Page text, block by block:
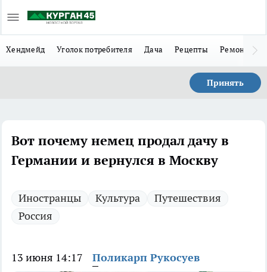
Хендмейд Уголок потребителя Дача Рецепты Ремонт
Принять
Вот почему немец продал дачу в
Германии и вернулся в Москву
Иностранцы Культура
Путешествия
Россия
13 июня 14:17 Поликарп Рукосуев